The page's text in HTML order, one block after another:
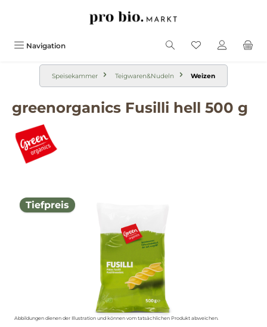
Navigation
Speisekammer Teigwaren&Nudeln Weizen
greenorganics Fusilli hell 500 g
Tiefpreis
Abbildungen dienen der Illustration und können vom tatsächlichen Produkt abweichen.